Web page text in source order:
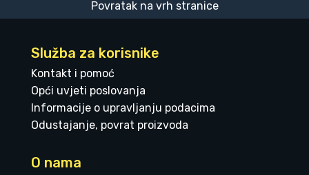
Povratak na vrh stranice
Služba za korisnike
Kontakt i pomoć
Opći uvjeti poslovanja
Informacije o upravljanju podacima
Odustajanje, povrat proizvoda
O nama